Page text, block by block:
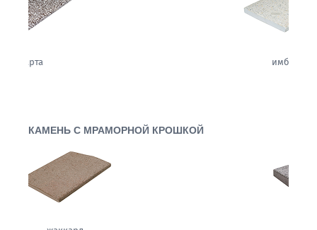
КАМЕНЬ С МРАМОРНОЙ КРОШКОЙ